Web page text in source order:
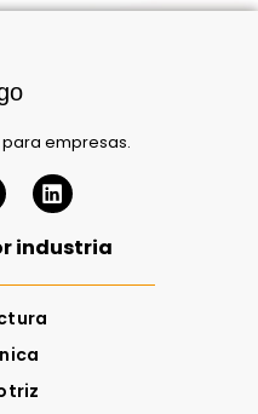
empresas.
industria